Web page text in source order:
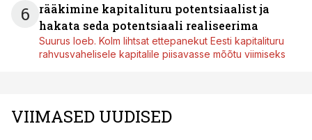
6
rääkimine kapitalituru potentsiaalist ja
hakata seda potentsiaali realiseerima
Suurus loeb. Kolm lihtsat ettepanekut Eesti kapitalituru
rahvusvahelisele kapitalile piisavasse mõõtu viimiseks
VIIMASED UUDISED